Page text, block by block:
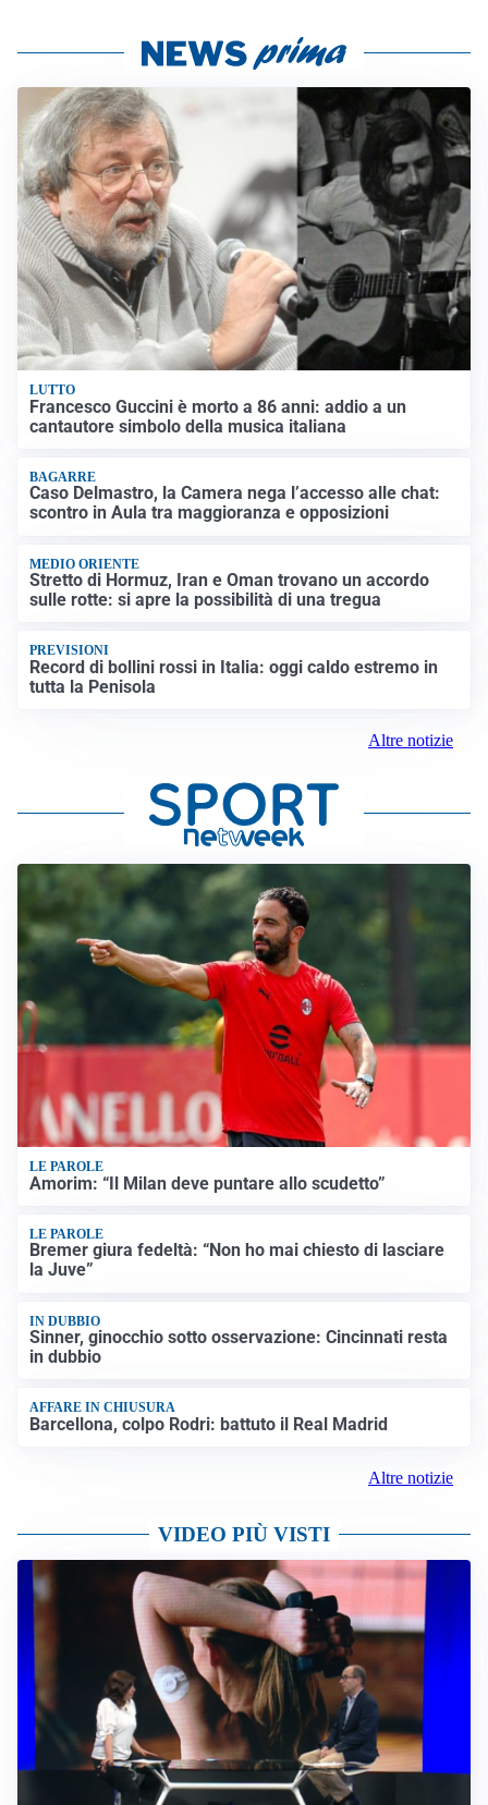
LUTTO
Francesco Guccini è morto a 86 anni: addio a un
cantautore simbolo della musica italiana
BAGARRE
Caso Delmastro, la Camera nega l’accesso alle chat:
scontro in Aula tra maggioranza e opposizioni
MEDIO ORIENTE
Stretto di Hormuz, Iran e Oman trovano un accordo
sulle rotte: si apre la possibilità di una tregua
PREVISIONI
Record di bollini rossi in Italia: oggi caldo estremo in
tutta la Penisola
Altre notizie
LE PAROLE
Amorim: “Il Milan deve puntare allo scudetto”
LE PAROLE
Bremer giura fedeltà: “Non ho mai chiesto di lasciare
la Juve”
IN DUBBIO
Sinner, ginocchio sotto osservazione: Cincinnati resta
in dubbio
AFFARE IN CHIUSURA
Barcellona, colpo Rodri: battuto il Real Madrid
Altre notizie
VIDEO PIÙ VISTI